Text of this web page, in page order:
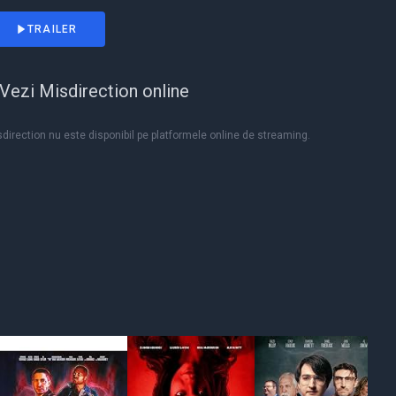
TRAILER
Vezi Misdirection online
nu este disponibil pe platformele online de streaming.